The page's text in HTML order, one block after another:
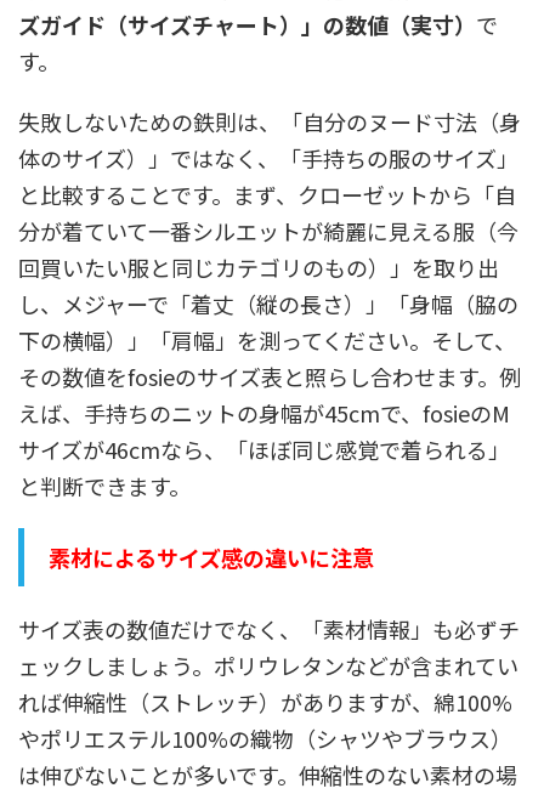
ズガイド（サイズチャート）」の数値（実寸） で
す。
失敗しないための鉄則は、「自分のヌード寸法（身
体のサイズ）」ではなく、「手持ちの服のサイズ」
と比較することです。まず、クローゼットから「自
分が着ていて一番シルエットが綺麗に見える服（今
回買いたい服と同じカテゴリのもの）」を取り出
し、メジャーで「着丈（縦の長さ）」「身幅（脇の
下の横幅）」「肩幅」を測ってください。そして、
その数値をfosieのサイズ表と照らし合わせます。例
えば、手持ちのニットの身幅が45cmで、fosieのM
サイズが46cmなら、「ほぼ同じ感覚で着られる」
と判断できます。
素材によるサイズ感の違いに注意
サイズ表の数値だけでなく、「素材情報」も必ずチ
ェックしましょう。ポリウレタンなどが含まれてい
れば伸縮性（ストレッチ）がありますが、綿100%
やポリエステル100%の織物（シャツやブラウス）
は伸びないことが多いです。伸縮性のない素材の場